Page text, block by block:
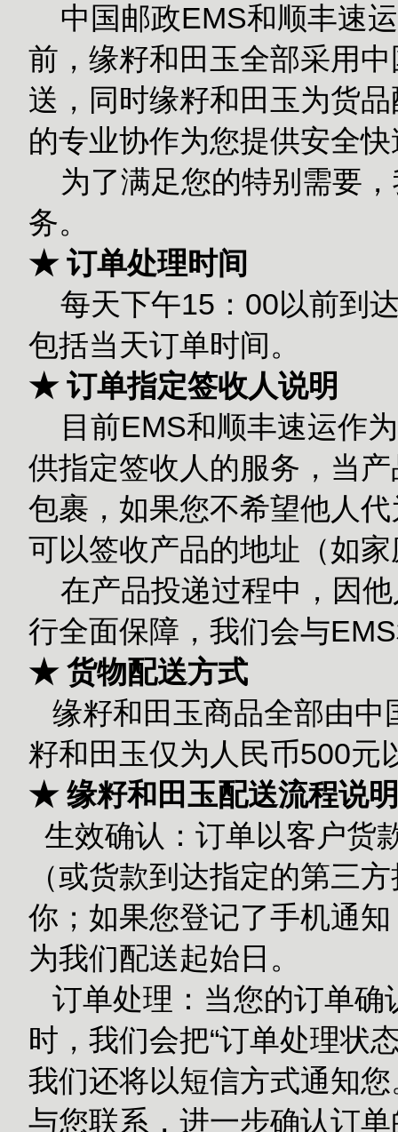
中国邮政EMS和顺丰速
前，缘籽和田玉全部采用
送，同时缘籽和田玉为货
的专业协作为您提供安全
为了满足您的特别需要
务。
★ 订单处理时间
每天下午15：00以前到
包括当天订单时间。
★ 订单指定签收人说明
目前EMS和顺丰速运作
供指定签收人的服务，当
包裹，如果您不希望他人
可以签收产品的地址（如
在产品投递过程中，因他
行全面保障，我们会与
★ 货物配送方式
缘籽和田玉商品全部由中
籽和田玉仅为人民币500元
★ 缘籽和田玉配送流程说明
生效确认：订单以客户货
（或货款到达指定的第三
你；如果您登记了手机通
为我们配送起始日。
订单处理：当您的订单确
时，我们会把“订单处理状
我们还将以短信方式通知
与您联系，进一步确认订